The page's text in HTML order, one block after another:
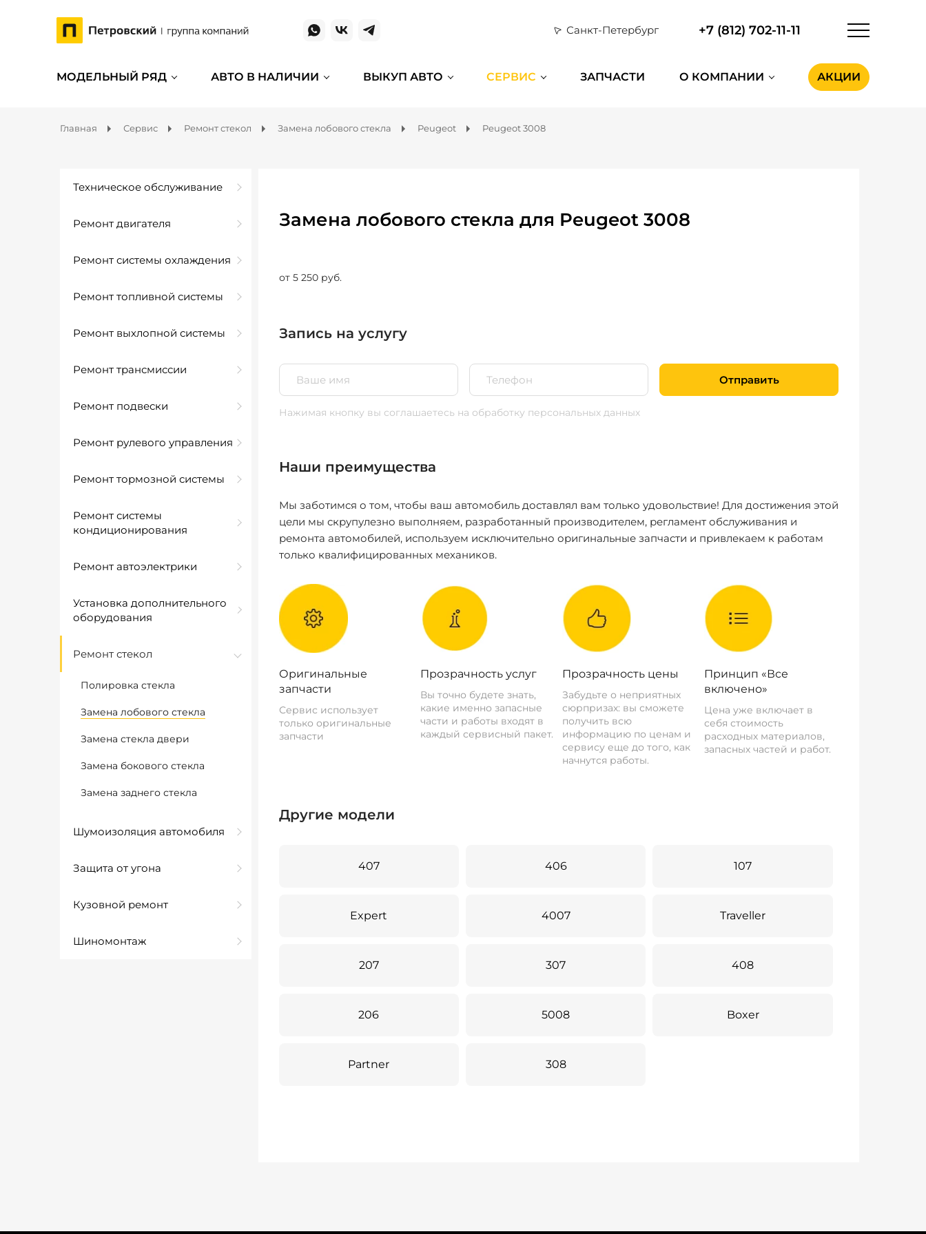
Санкт-Петербург +7 (812) 702-11-11
МОДЕЛЬНЫЙ РЯД АВТО В НАЛИЧИИ ВЫКУП АВТО СЕРВИС ЗАПЧАСТИ О КОМПАНИИ АКЦИИ
Главная Сервис Ремонт стекол Замена лобового стекла Peugeot Peugeot 3008
Техническое обслуживание
Ремонт двигателя
Ремонт системы охлаждения
Ремонт топливной системы
Ремонт выхлопной системы
Ремонт трансмиссии
Ремонт подвески
Ремонт рулевого управления
Ремонт тормозной системы
Ремонт системы
кондиционирования
Ремонт автоэлектрики
Установка дополнительного
оборудования
Ремонт стекол
Полировка стекла
Замена лобового стекла
Замена стекла двери
Замена бокового стекла
Замена заднего стекла
Шумоизоляция автомобиля
Защита от угона
Кузовной ремонт
Шиномонтаж
Замена лобового стекла для Peugeot 3008
от 5 250 руб.
Запись на услугу
Отправить
Нажимая кнопку вы соглашаетесь на обработку персональных данных
Наши преимущества
Мы заботимся о том, чтобы ваш автомобиль доставлял вам только удовольствие! Для достижения этой
цели мы скрупулезно выполняем, разработанный производителем, регламент обслуживания и
ремонта автомобилей, используем исключительно оригинальные запчасти и привлекаем к работам
только квалифицированных механиков.
Оригинальные
запчасти
Сервис использует
только оригинальные
запчасти
Прозрачность услуг
Вы точно будете знать,
какие именно запасные
части и работы входят в
каждый сервисный пакет.
Прозрачность цены
Забудьте о неприятных
сюрпризах: вы сможете
получить всю
информацию по ценам и
сервису еще до того, как
начнутся работы.
Принцип «Все
включено»
Цена уже включает в
себя стоимость
расходных материалов,
запасных частей и работ.
Другие модели
407 406 107
Expert 4007 Traveller
207 307 408
206 5008 Boxer
Partner 308